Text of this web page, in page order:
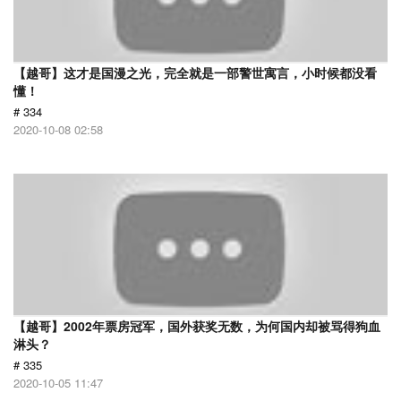
【越哥】这才是国漫之光，完全就是一部警世寓言，小时候都没看
懂！
# 334
2020-10-08 02:58
【越哥】2002年票房冠军，国外获奖无数，为何国内却被骂得狗血
淋头？
# 335
2020-10-05 11:47